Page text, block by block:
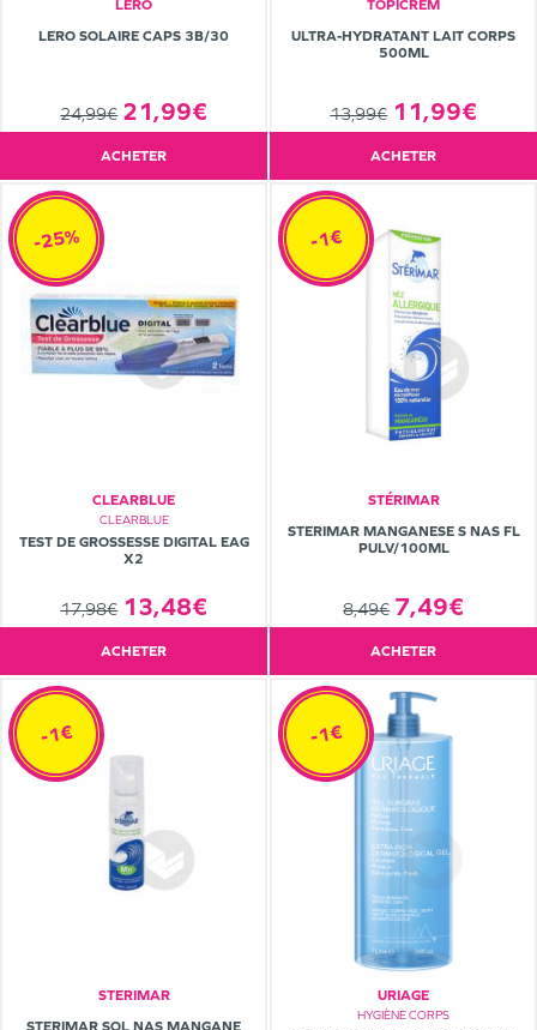
LÉRO
LERO SOLAIRE CAPS 3B/30
24,99€ 21,99€
ACHETER
TOPICREM
ULTRA-HYDRATANT LAIT CORPS
500ML
13,99€ 11,99€
ACHETER
CLEARBLUE
CLEARBLUE
TEST DE GROSSESSE DIGITAL EAG
X2
17,98€ 13,48€
-25%
ACHETER
STÉRIMAR
STERIMAR MANGANESE S NAS FL
PULV/100ML
8,49€ 7,49€
-1€
ACHETER
STERIMAR
STERIMAR SOL NAS MANGANE
-1€
URIAGE
HYGIÈNE CORPS
-1€